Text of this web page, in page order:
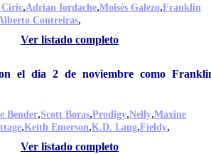
,Adrian Iordache,Moisés Galezo,Franklin
Contreiras,
Ver listado completo
el dia 2 de noviembre como
Bender,Scott Boras,Prodigy,Nelly,Maxine
,Keith Emerson,K.D. Lang,Fieldy,
Ver listado completo